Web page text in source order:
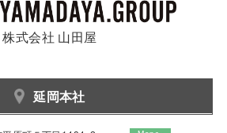
株式会社 山田屋
延岡本社